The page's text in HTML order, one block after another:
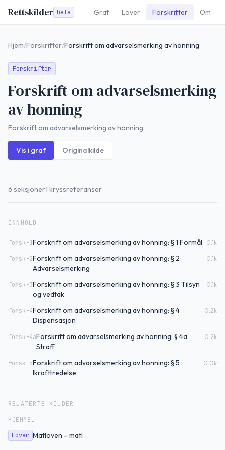
Rettskilder beta Graf Lover Forskrifter Om
Hjem/Forskrifter/Forskrift om advarselsmerking av honning
Forskrifter
Forskrift om advarselsmerking
av honning
Forskrift om advarselsmerking av honning.
Vis i graf Originalkilde
6 seksjoner1 kryssreferanser
INNHOLD
forsk-1Forskrift om advarselsmerking av honning: § 1 Formål 0.1k
forsk-2Forskrift om advarselsmerking av honning: § 2
Advarselsmerking
0.1k
forsk-3Forskrift om advarselsmerking av honning: § 3 Tilsyn
og vedtak
0.1k
forsk-4Forskrift om advarselsmerking av honning: § 4
Dispensasjon
0.2k
forsk-4aForskrift om advarselsmerking av honning: § 4a
Straff
0.2k
forsk-5Forskrift om advarselsmerking av honning: § 5
Ikrafttredelse
0.0k
RELATERTE KILDER
HJEMMEL
Lover Matloven – matl